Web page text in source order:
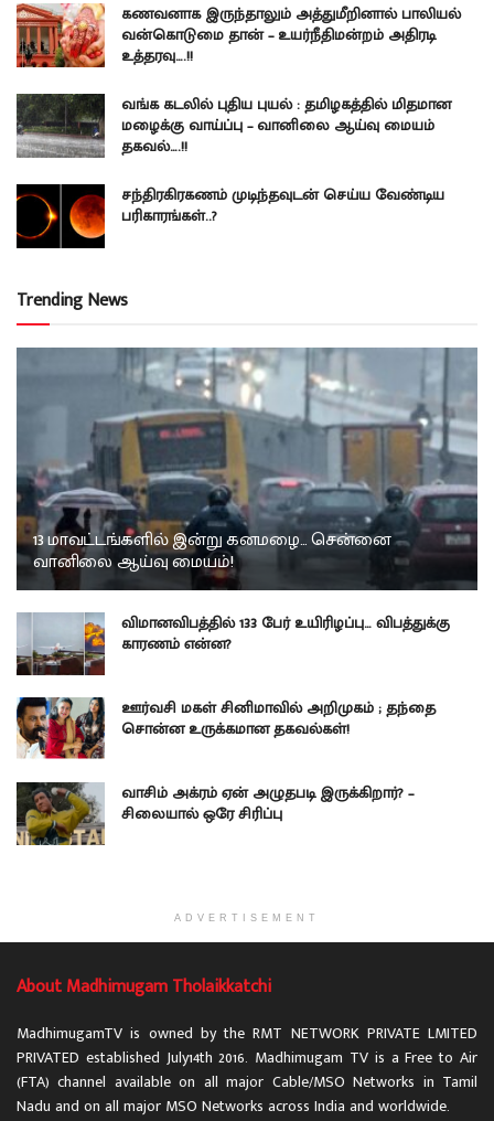
கணவனாக இருந்தாலும் அத்துமீறினால் பாலியல்
வன்கொடுமை தான் – உயர்நீதிமன்றம் அதிரடி
உத்தரவு….!!
வங்க கடலில் புதிய புயல் : தமிழகத்தில் மிதமான
மழைக்கு வாய்ப்பு – வானிலை ஆய்வு மையம்
தகவல்….!!
சந்திரகிரகணம் முடிந்தவுடன் செய்ய வேண்டிய
பரிகாரங்கள்..?
Trending News
13 மாவட்டங்களில் இன்று கனமழை… சென்னை
வானிலை ஆய்வு மையம்!
விமானவிபத்தில் 133 பேர் உயிரிழப்பு… விபத்துக்கு
காரணம் என்ன?
ஊர்வசி மகள் சினிமாவில் அறிமுகம் ; தந்தை
சொன்ன உருக்கமான தகவல்கள்!
வாசிம் அக்ரம் ஏன் அழுதபடி இருக்கிறார்? –
சிலையால் ஒரே சிரிப்பு
ADVERTISEMENT
About Madhimugam Tholaikkatchi
MadhimugamTV is owned by the RMT NETWORK PRIVATE LMITED
PRIVATED established July14th 2016. Madhimugam TV is a Free to Air
(FTA) channel available on all major Cable/MSO Networks in Tamil
Nadu and on all major MSO Networks across India and worldwide.